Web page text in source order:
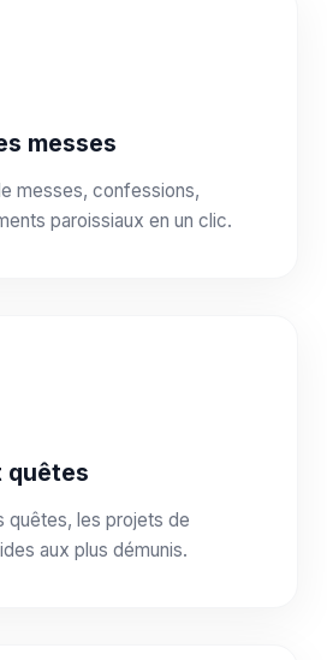
messes
messes, confessions,
paroissiaux en un clic.
quêtes
quêtes, les projets de
aux plus démunis.